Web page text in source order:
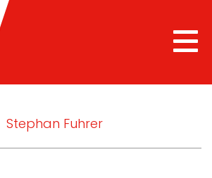
Stephan Fuhrer